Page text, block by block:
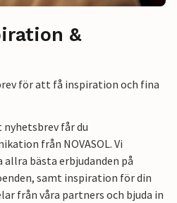
&
för att få inspiration och fina
får du
från NOVASOL. Vi
bästa erbjudanden på
samt inspiration för din
från våra partners och bjuda in